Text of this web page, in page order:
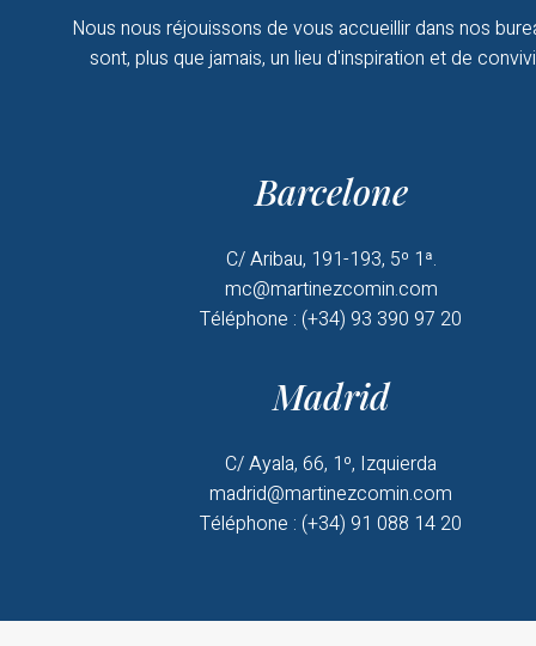
Nous nous réjouissons de vous accueillir dans nos
sont, plus que jamais, un lieu d'inspiration et de
Barcelone
C/ Aribau, 191-193, 5º 1ª.
mc@martinezcomin.com
Téléphone : (+34) 93 390 97 20
Madrid
C/ Ayala, 66, 1º, Izquierda
madrid@martinezcomin.com
Téléphone : (+34) 91 088 14 20